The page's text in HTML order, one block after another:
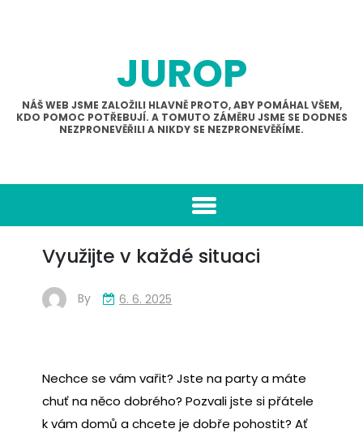
JUROP
NÁŠ WEB JSME ZALOŽILI HLAVNĚ PROTO, ABY POMÁHAL VŠEM,
KDO POMOC POTŘEBUJÍ. A TOMUTO ZÁMĚRU JSME SE DODNES
NEZPRONEVĚŘILI A NIKDY SE NEZPRONEVĚŘÍME.
Využijte v každé situaci
By 6. 6. 2025
Nechce se vám vařit? Jste na party a máte
chuť na něco dobrého? Pozvali jste si přátele
k vám domů a chcete je dobře pohostit? Ať